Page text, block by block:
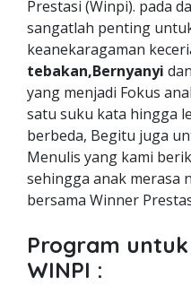
Prestasi (Winpi). pada
sangatlah penting
keanekaragaman
tebakan,Bernyanyi
yang menjadi Fokus
satu suku kata hingga
berbeda, Begitu juga
Menulis yang kami
sehingga anak merasa
bersama Winner
Program
WINPI :